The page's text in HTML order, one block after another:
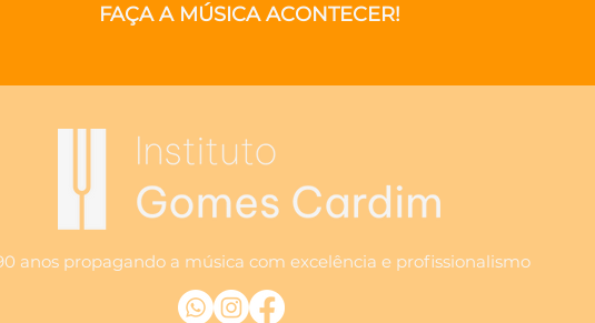
FAÇA A MÚSICA ACONTECER!
anos propagando a música com excelência e profissionalismo